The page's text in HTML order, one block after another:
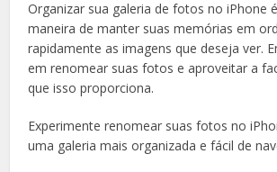
Organizar sua galeria de fotos no iPhone
maneira de manter suas memórias em
rapidamente as imagens que deseja ver.
em renomear suas fotos e aproveitar a
que isso proporciona.
Experimente renomear suas fotos no
uma galeria mais organizada e fácil de